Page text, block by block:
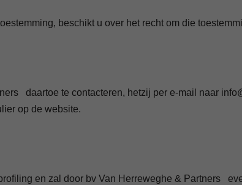
beschikt u over het recht om die
daartoe te contacteren, hetzij per e-mail naar
op de website.
en zal door bv Van Herreweghe & Partners